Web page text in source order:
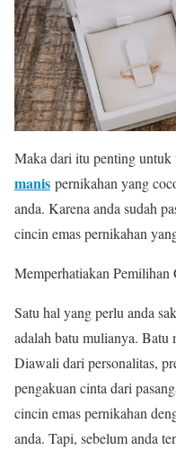
Maka dari itu penting untuk
manis pernikahan yang
anda. Karena anda sudah
cincin emas pernikahan
Memperhatiakan Pemilihan
Satu hal yang perlu anda
adalah batu mulianya. Batu
Diawali dari personalitas,
pengakuan cinta dari
cincin emas pernikahan
anda. Tapi, sebelum anda